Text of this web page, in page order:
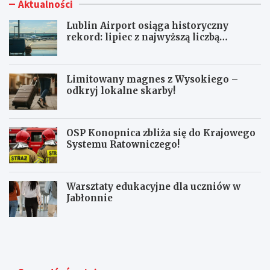
Aktualności
Lublin Airport osiąga historyczny
rekord: lipiec z najwyższą liczbą
Limitowany magnes z Wysokiego –
odkryj lokalne skarby!
OSP Konopnica zbliża się do Krajowego
Systemu Ratowniczego!
Warsztaty edukacyjne dla uczniów w
Jabłonnie
L
L